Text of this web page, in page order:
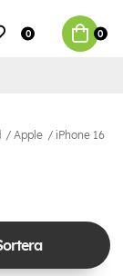
0 0
Apple iPhone 16